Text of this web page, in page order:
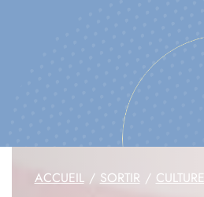
ACCUEIL SORTIR CULTURE